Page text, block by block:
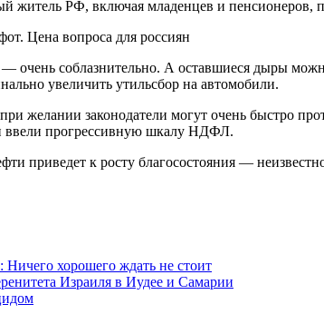
РФ, включая младенцев и пенсионеров,
соблазнительно. А оставшиеся дыры
увеличить утильсбор на автомобили.
желании законодатели могут очень быстро
ввели прогрессивную шкалу НДФЛ.
приведет к росту благосостояния —
Ничего хорошего ждать не стоит
Израиля в Иудее и Самарии